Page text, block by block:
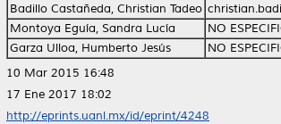
Badillo Castañeda, Christian Tadeo
Montoya Eguía, Sandra Lucía
NO
Garza Ulloa, Humberto Jesús
NO
10 Mar 2015 16:48
17 Ene 2017 18:02
http://eprints.uanl.mx/id/eprint/4248